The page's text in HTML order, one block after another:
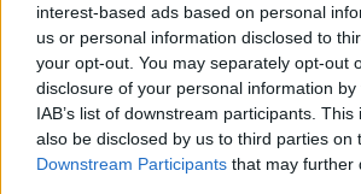
interest-based ads based on personal
us or personal information disclosed to
your opt-out. You may separately opt-out
disclosure of your personal information
IAB’s list of downstream participants.
also be disclosed by us to third parties on
Downstream Participants that may further
PROVINCIA DI AREZZO —Questi i prezzi
giorno 11 gennaio 2025dalMinistero
economico